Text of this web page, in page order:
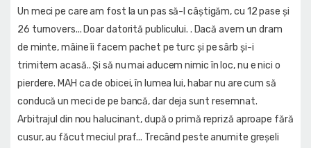
Un meci pe care am fost la un pas să-l câștigăm, cu 12 pase și
26 turnovers... Doar datorită publicului. . Dacă avem un dram
de minte, mâine îi facem pachet pe turc și pe sârb și-i
trimitem acasă.. Și să nu mai aducem nimic în loc, nu e nici o
pierdere. MAH ca de obicei, în lumea lui, habar nu are cum să
conducă un meci de pe bancă, dar deja sunt resemnat.
Arbitrajul din nou halucinant, după o primă repriză aproape fără
cusur, au făcut meciul praf... Trecând peste anumite greșeli